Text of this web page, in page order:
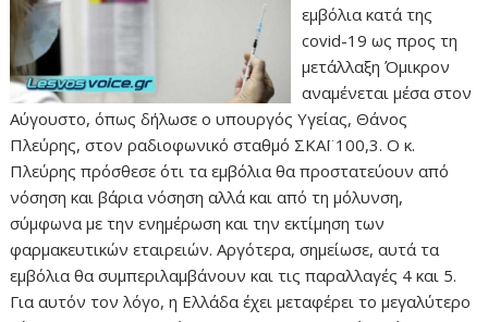
εμβόλια κατά της
covid-19 ως προς τη
μετάλλαξη Όμικρον
αναμένεται μέσα στον
Αύγουστο, όπως δήλωσε ο υπουργός Υγείας, Θάνος
Πλεύρης, στον ραδιοφωνικό σταθμό ΣΚΑΪ 100,3. Ο κ.
Πλεύρης πρόσθεσε ότι τα εμβόλια θα προστατεύουν από
νόσηση και βάρια νόσηση αλλά και από τη μόλυνση,
σύμφωνα με την ενημέρωση και την εκτίμηση των
φαρμακευτικών εταιρειών. Αργότερα, σημείωσε, αυτά τα
εμβόλια θα συμπεριλαμβάνουν και τις παραλλαγές 4 και 5.
Για αυτόν τον λόγο, η Ελλάδα έχει μεταφέρει το μεγαλύτερο